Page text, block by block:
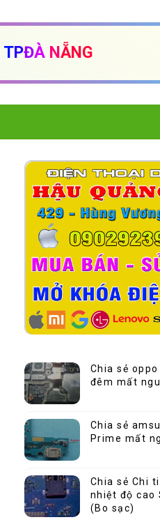
TPĐÀ NẴNG
Chia sẻ
đêm mất
Chia sẻ
Prime mất
Chia sẻ Chi
nhiệt độ cao
(Bo sạc)